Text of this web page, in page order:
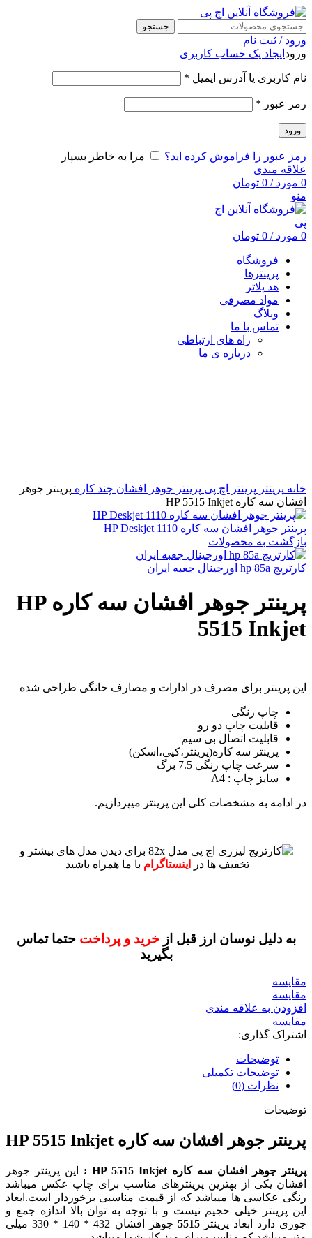
جستجو
ورود / ثبت نام
ورود ایجاد یک حساب کاربری
نام کاربری یا آدرس ایمیل *
رمز عبور *
ورود
رمز عبور را فراموش کرده اید؟
مرا به خاطر بسپار
علاقه مندی
0 مورد /
0 تومان
منو
0 مورد /
0 تومان
فروشگاه
پرینترها
هد پلاتر
مواد مصرفی
وبلاگ
تماس با ما
راه های ارتباطی
درباره ی ما
خانه پرینتر پرینتر اچ پی پرینتر جوهر افشان چند کاره پرینتر جوهر
افشان سه کاره HP 5515 Inkjet
پرینتر جوهر افشان سه کاره HP Deskjet 1110
بازگشت به محصولات
کارتریج hp 85a اورجینال جعبه ایران
پرینتر جوهر افشان سه کاره HP
5515 Inkjet
این پرینتر برای مصرف در ادارات و مصارف خانگی طراحی شده
چاپ رنگی
قابلیت چاپ دو رو
قابلیت اتصال بی سیم
پرینتر سه کاره(پرینتر،کپی،اسکن)
سرعت چاپ رنگی 7.5 برگ
سایز چاپ : A4
در ادامه به مشخصات کلی این پرینتر میپردازیم.
برای دیدن مدل های بیشتر و
تخفیف ها در
اینستاگرام با ما همراه باشید
به دلیل نوسان ارز قبل از خرید و پرداختحتما تماس
بگیرید
مقايسه
مقایسه
افزودن به علاقه مندی
مقایسه
اشتراک گذاری:
توضیحات
توضیحات تکمیلی
نظرات (0)
توضیحات
پرینتر جوهر افشان سه کاره HP 5515 Inkjet
پرینتر جوهر افشان سه کاره HP 5515 Inkjet :
این پرینتر جوهر
افشان یکی از بهترین پرینترهای مناسب برای چاپ عکس میباشد
رنگی عکاسی ها میباشد که از قیمت مناسبی برخوردار است.ابعاد
این پرینتر خیلی حجیم نیست و با توجه به توان بالا اندازه جمع و
جوری دارد ابعاد پرینتر5515
جوهر افشان 432 * 140 * 330 میلی